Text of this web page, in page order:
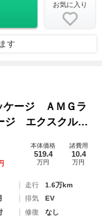
お気に入り
す
ケージ ＡＭＧラ
ジ エクスクルー
エアバランスパ
フ ＡＭＧトラン
本体価格
519.4
万円
諸費用
10.4
万円
走行
1.6万km
排気
EV
修復
なし